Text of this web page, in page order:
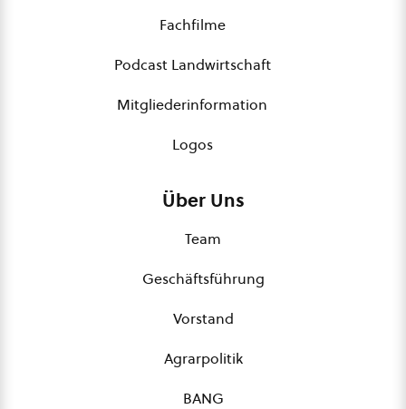
Fachfilme
Podcast Landwirtschaft
Mitgliederinformation
Logos
Über Uns
Team
Geschäftsführung
Vorstand
Agrarpolitik
BANG